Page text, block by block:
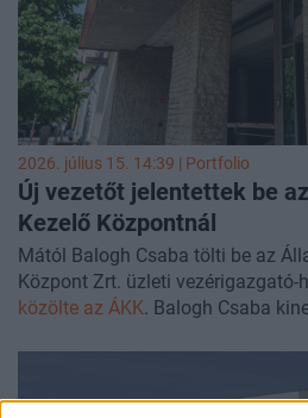
2026. július 15. 14:39 | Portfolio
Új vezetőt jelentettek be
Kezelő Központnál
Mától Balogh Csaba tölti be az
Központ Zrt. üzleti vezérigazgató-
közölte az ÁKK. Balogh Csaba